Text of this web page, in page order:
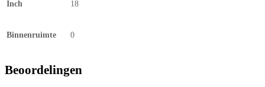
Inch 18
Binnenruimte 0
Beoordelingen